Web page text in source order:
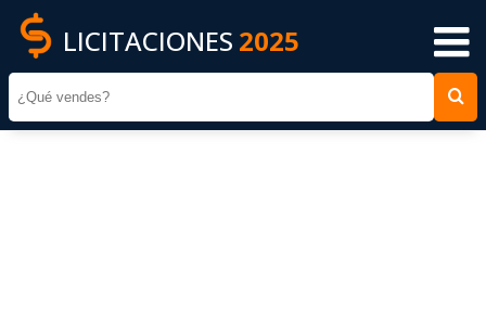
LICITACIONES 2025